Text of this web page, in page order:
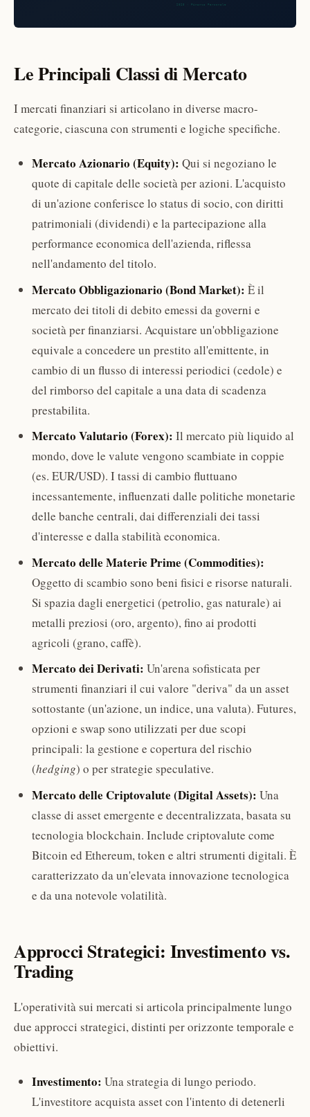
Le Principali Classi di Mercato
I mercati finanziari si articolano in diverse macro-
categorie, ciascuna con strumenti e logiche specifiche.
Mercato Azionario (Equity): Qui si negoziano le
quote di capitale delle società per azioni. L'acquisto
di un'azione conferisce lo status di socio, con diritti
patrimoniali (dividendi) e la partecipazione alla
performance economica dell'azienda, riflessa
nell'andamento del titolo.
Mercato Obbligazionario (Bond Market): È il
mercato dei titoli di debito emessi da governi e
società per finanziarsi. Acquistare un'obbligazione
equivale a concedere un prestito all'emittente, in
cambio di un flusso di interessi periodici (cedole) e
del rimborso del capitale a una data di scadenza
prestabilita.
Mercato Valutario (Forex): Il mercato più liquido al
mondo, dove le valute vengono scambiate in coppie
(es. EUR/USD). I tassi di cambio fluttuano
incessantemente, influenzati dalle politiche monetarie
delle banche centrali, dai differenziali dei tassi
d'interesse e dalla stabilità economica.
Mercato delle Materie Prime (Commodities):
Oggetto di scambio sono beni fisici e risorse naturali.
Si spazia dagli energetici (petrolio, gas naturale) ai
metalli preziosi (oro, argento), fino ai prodotti
agricoli (grano, caffè).
Mercato dei Derivati: Un'arena sofisticata per
strumenti finanziari il cui valore "deriva" da un asset
sottostante (un'azione, un indice, una valuta). Futures,
opzioni e swap sono utilizzati per due scopi
principali: la gestione e copertura del rischio
(hedging) o per strategie speculative.
Mercato delle Criptovalute (Digital Assets): Una
classe di asset emergente e decentralizzata, basata su
tecnologia blockchain. Include criptovalute come
Bitcoin ed Ethereum, token e altri strumenti digitali. È
caratterizzato da un'elevata innovazione tecnologica
e da una notevole volatilità.
Approcci Strategici: Investimento vs.
Trading
L'operatività sui mercati si articola principalmente lungo
due approcci strategici, distinti per orizzonte temporale e
obiettivi.
Investimento: Una strategia di lungo periodo.
L'investitore acquista asset con l'intento di detenerli